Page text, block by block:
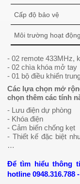
Cấp độ bảo vệ
Môi trường hoạt động
- 02 remote 433MHz,
- 02 chìa khóa mở tay
- 01 bộ điều khiển
Các lựa chọn mở
chọn thêm các tính
- Lưu điện dự phòng
- Khóa điện
- Cảm biến chống kẹt
- Thiết kế đặc biệt
…
Để tìm hiểu thông
hotline 0948.316.788